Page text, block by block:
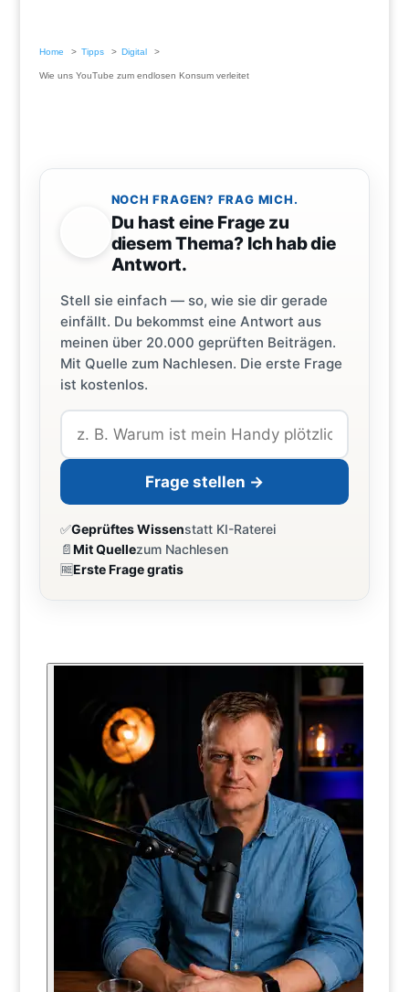
Home Tipps Digital
Wie uns YouTube zum endlosen Konsum verleitet
NOCH FRAGEN? FRAG MICH.
Du hast eine Frage zu
diesem Thema? Ich hab die
Antwort.
Stell sie einfach — so, wie sie dir gerade
einfällt. Du bekommst eine Antwort aus
meinen über 20.000 geprüften Beiträgen.
Mit Quelle zum Nachlesen. Die erste Frage
ist kostenlos.
Frage stellen →
✅Geprüftes Wissenstatt KI-Raterei
📄Mit Quellezum Nachlesen
🆓Erste Frage gratis